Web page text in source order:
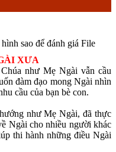
sao để đánh giá File
XƯA
như Mẹ Ngài vẫn cầu
đàm đạo mong Ngài nhìn
cầu của bạn bè con.
như Mẹ Ngài, đã thực
Ngài cho nhiều người khác
thi hành những điều Ngài